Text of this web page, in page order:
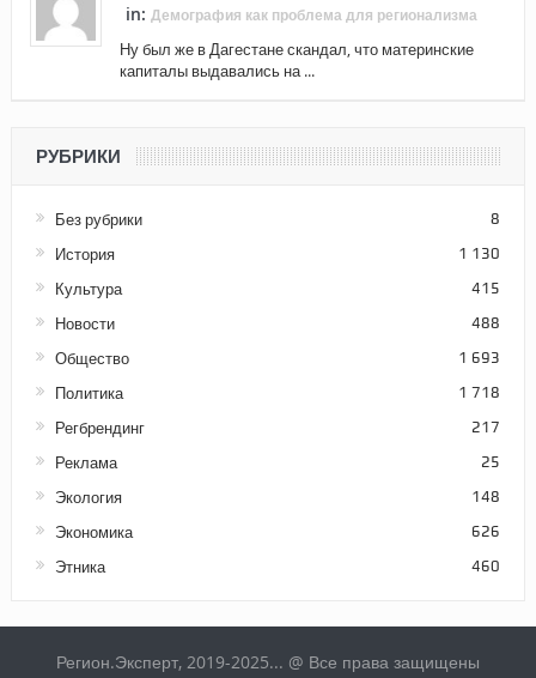
in: Демография как проблема для регионализма
Ну был же в Дагестане скандал, что материнские
капиталы выдавались на ...
РУБРИКИ
Без рубрики 8
История 1 130
Культура 415
Новости 488
Общество 1 693
Политика 1 718
Регбрендинг 217
Реклама 25
Экология 148
Экономика 626
Этника 460
Регион.Эксперт, 2019-2025... @ Все права защищены